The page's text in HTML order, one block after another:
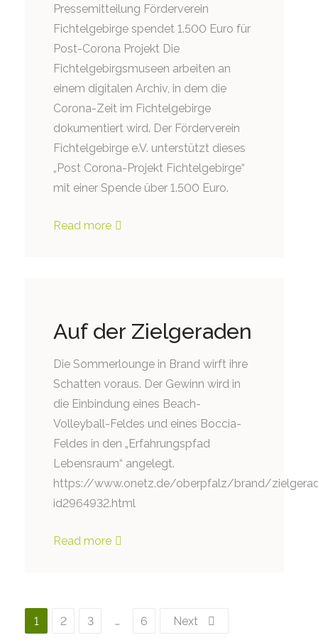
Pressemitteilung Förderverein
Fichtelgebirge spendet 1.500 Euro für
Post-Corona Projekt Die
Fichtelgebirgsmuseen arbeiten an
einem digitalen Archiv, in dem die
Corona-Zeit im Fichtelgebirge
dokumentiert wird. Der Förderverein
Fichtelgebirge e.V. unterstützt dieses
„Post Corona-Projekt Fichtelgebirge“
mit einer Spende über 1.500 Euro.
Read more
Auf der Zielgeraden
Die Sommerlounge in Brand wirft ihre
Schatten voraus. Der Gewinn wird in
die Einbindung eines Beach-
Volleyball-Feldes und eines Boccia-
Feldes in den „Erfahrungspfad
Lebensraum“ angelegt.
https://www.onetz.de/oberpfalz/brand/
id2964932.html
Read more
1 2 3 … 6 Next